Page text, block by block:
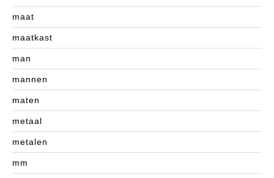
maat
maatkast
man
mannen
maten
metaal
metalen
mm